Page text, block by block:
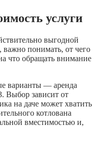
услуги
выгодной
важно понимать, от чего
что обращать внимание
варианты — аренда
Выбор зависит от
на даче может хватить
котлована
вместимостью и,